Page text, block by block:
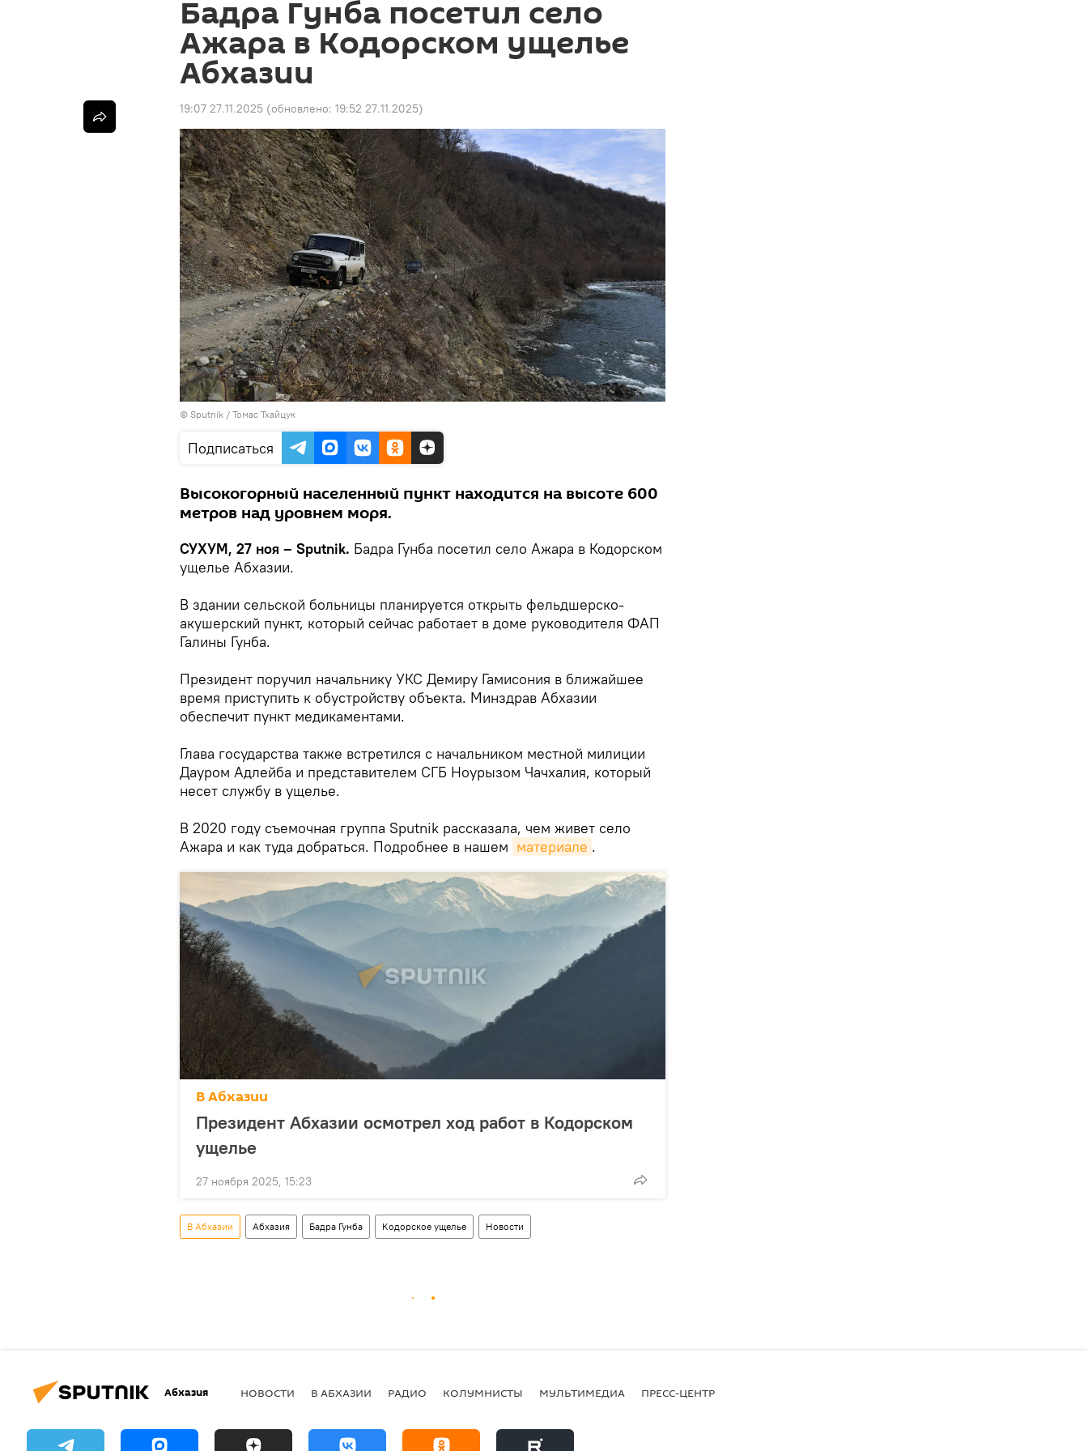
Бадра Гунба посетил село
Ажара в Кодорском ущелье
Абхазии
19:07 27.11.2025 (обновлено: 19:52 27.11.2025)
© Sputnik / Томас Тхайцук
Подписаться
Высокогорный населенный пункт находится на высоте 600
метров над уровнем моря.
СУХУМ, 27 ноя – Sputnik. Бадра Гунба посетил село Ажара в Кодорском
ущелье Абхазии.
В здании сельской больницы планируется открыть фельдшерско-
акушерский пункт, который сейчас работает в доме руководителя ФАП
Галины Гунба.
Президент поручил начальнику УКС Демиру Гамисония в ближайшее
время приступить к обустройству объекта. Минздрав Абхазии
обеспечит пункт медикаментами.
Глава государства также встретился с начальником местной милиции
Дауром Адлейба и представителем СГБ Ноурызом Чачхалия, который
несет службу в ущелье.
В 2020 году съемочная группа Sputnik рассказала, чем живет село
Ажара и как туда добраться. Подробнее в нашем материале .
В Абхазии
Президент Абхазии осмотрел ход работ в Кодорском
ущелье
27 ноября 2025, 15:23
В Абхазии Абхазия Бадра Гунба Кодорское ущелье Новости
Абхазия НОВОСТИ В АБХАЗИИ РАДИО КОЛУМНИСТЫ МУЛЬТИМЕДИА ПРЕСС-ЦЕНТР